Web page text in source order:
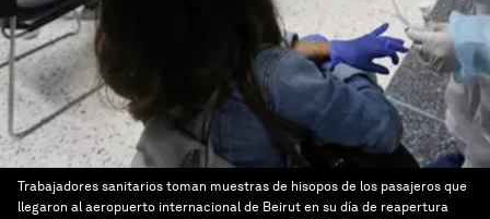
Trabajadores sanitarios toman muestras de hisopos de los pasajeros que
llegaron al aeropuerto internacional de Beirut en su día de reapertura